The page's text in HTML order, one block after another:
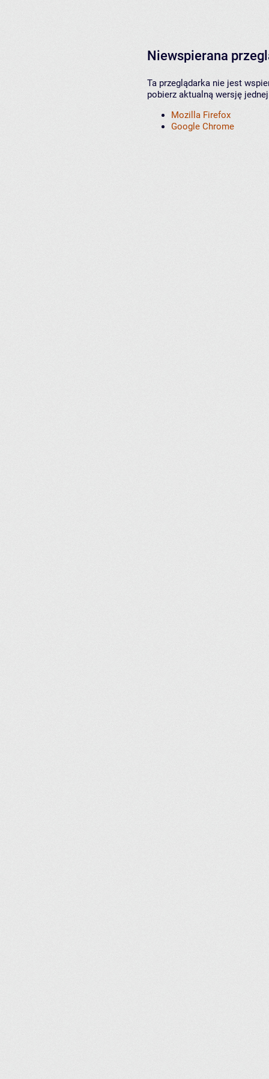
Niewspierana
Ta przeglądarka nie jest
pobierz aktualną wersję
Mozilla Firefox
Google Chrome